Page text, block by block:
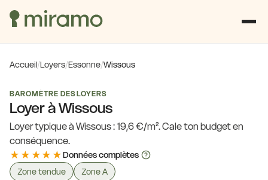
Accueil/Loyers/Essonne/Wissous
BAROMÈTRE DES LOYERS
Loyer à Wissous
Loyer typique à Wissous : 19,6 €/m². Cale ton budget en
conséquence.
★★★★★Données complètes
Zone tendue
Zone A